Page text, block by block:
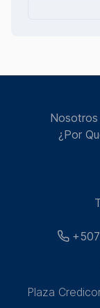
Nosotros
¿Por
Plaza